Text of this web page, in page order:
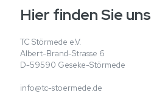
Hier finden Sie uns
TC Störmede e.V.
Albert-Brand-Strasse 6
D-59590 Geseke-Störmede
info@tc-stoermede.de